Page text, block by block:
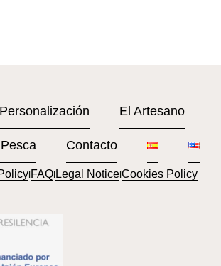
Personalización El Artesano
Contacto
lFAQlLegal NoticelCookies Policy